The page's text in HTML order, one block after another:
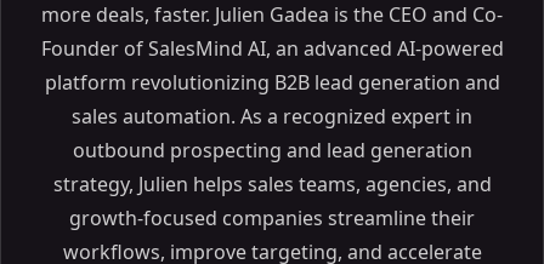
more deals, faster. Julien Gadea is the CEO and Co-
Founder of SalesMind AI, an advanced AI-powered
platform revolutionizing B2B lead generation and
sales automation. As a recognized expert in
outbound prospecting and lead generation
strategy, Julien helps sales teams, agencies, and
growth-focused companies streamline their
workflows, improve targeting, and accelerate